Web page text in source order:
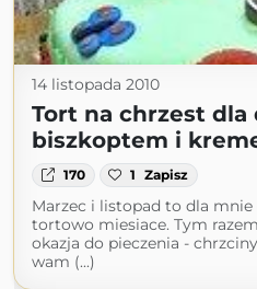
14 listopada 2010
Tort na chrzest dla
biszkoptem i
170 1 Zapisz
Marzec i listopad to dla
tortowo miesiace. Tym
okazja do pieczenia -
wam (...)